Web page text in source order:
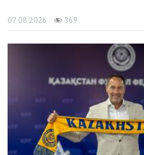
07.08.2026 369